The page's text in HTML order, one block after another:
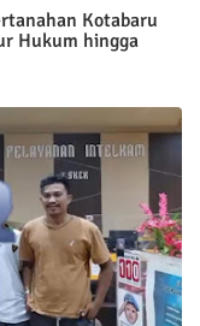
Kotabaru
Hukum hingga